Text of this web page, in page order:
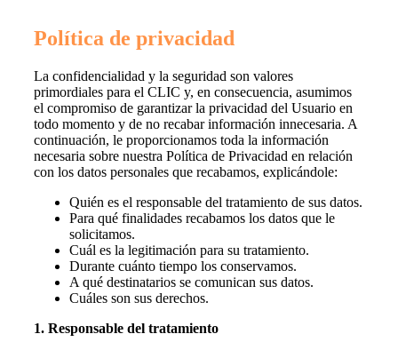
Política de privacidad
La confidencialidad y la seguridad son valores
primordiales para el CLIC y, en consecuencia, asumimos
el compromiso de garantizar la privacidad del Usuario en
todo momento y de no recabar información innecesaria. A
continuación, le proporcionamos toda la información
necesaria sobre nuestra Política de Privacidad en relación
con los datos personales que recabamos, explicándole:
Quién es el responsable del tratamiento de sus datos.
Para qué finalidades recabamos los datos que le
solicitamos.
Cuál es la legitimación para su tratamiento.
Durante cuánto tiempo los conservamos.
A qué destinatarios se comunican sus datos.
Cuáles son sus derechos.
1. Responsable del tratamiento